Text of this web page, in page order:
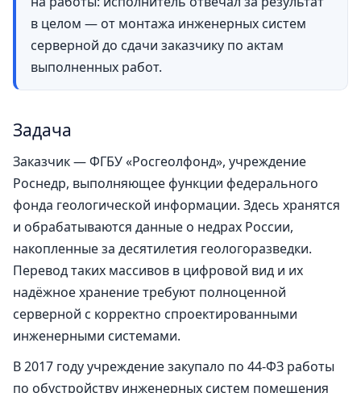
в целом — от монтажа инженерных систем
серверной до сдачи заказчику по актам
выполненных работ.
Задача
Заказчик — ФГБУ «Росгеолфонд», учреждение
Роснедр, выполняющее функции федерального
фонда геологической информации. Здесь хранятся
и обрабатываются данные о недрах России,
накопленные за десятилетия геологоразведки.
Перевод таких массивов в цифровой вид и их
надёжное хранение требуют полноценной
серверной с корректно спроектированными
инженерными системами.
В 2017 году учреждение закупало по 44-ФЗ работы
по обустройству инженерных систем помещения